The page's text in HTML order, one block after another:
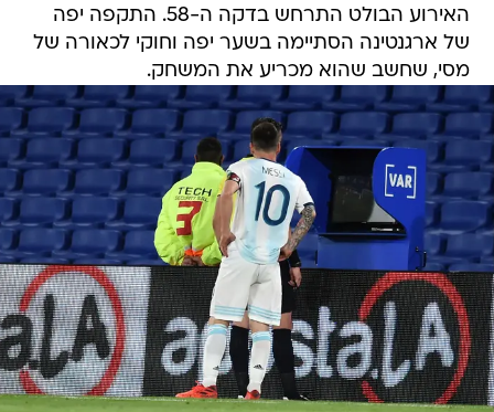
האירוע הבולט התרחש בדקה ה-58. התקפה יפה
של ארגנטינה הסתיימה בשער יפה וחוקי לכאורה של
מסי, שחשב שהוא מכריע את המשחק.